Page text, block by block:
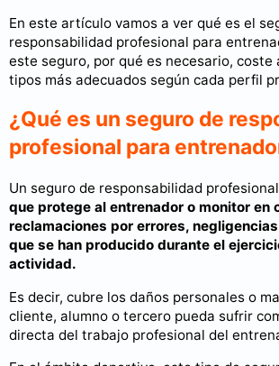
En este artículo vamos a ver qué es el
responsabilidad profesional para
este seguro, por qué es necesario, coste
tipos más adecuados según cada perfil
¿Qué es un seguro de
profesional para
Un seguro de responsabilidad
que protege al entrenador o monitor en
reclamaciones por errores,
que se han producido durante el
actividad.
Es decir, cubre los daños personales o
cliente, alumno o tercero pueda sufrir
directa del trabajo profesional del